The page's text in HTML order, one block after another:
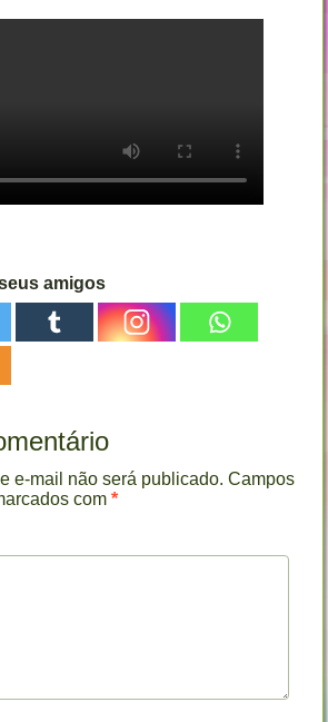
amigos
e-mail não será publicado. Campos
com*